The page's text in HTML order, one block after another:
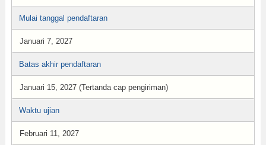
Mulai tanggal pendaftaran
Januari 7, 2027
Batas akhir pendaftaran
Januari 15, 2027 (Tertanda cap pengiriman)
Waktu ujian
Februari 11, 2027